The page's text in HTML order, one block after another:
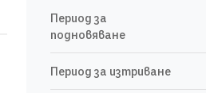
Период за
подновяване
Период за изтриване